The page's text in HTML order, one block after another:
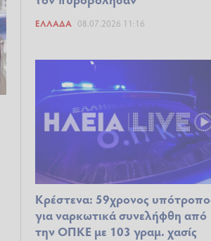
ΕΛΛΆΔΑ 08.07.2026 11:16
Κρέστενα: 59χρονος
για ναρκωτικά συνελήφθη από
την ΟΠΚΕ με 103 γραμ. χασίς